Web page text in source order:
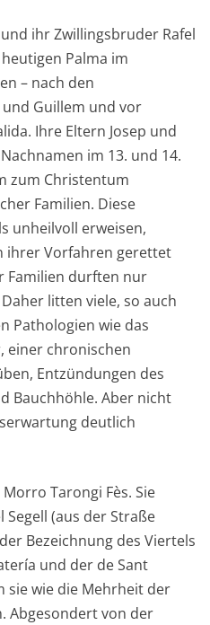
ihr Zwillingsbruder Rafel
Palma im
– nach den
Guillem und vor
Ihre Eltern Josep und
im 13. und 14.
zum Christentum
Familien. Diese
unheilvoll erweisen,
ihrer Vorfahren gerettet
Familien durften nur
litten viele, so auch
Pathologien wie das
einer chronischen
Entzündungen des
Bauchhöhle. Aber nicht
deutlich
Tarongi Fès. Sie
(aus der Straße
Bezeichnung des Viertels
und der de Sant
sie wie die Mehrheit der
Abgesondert von der